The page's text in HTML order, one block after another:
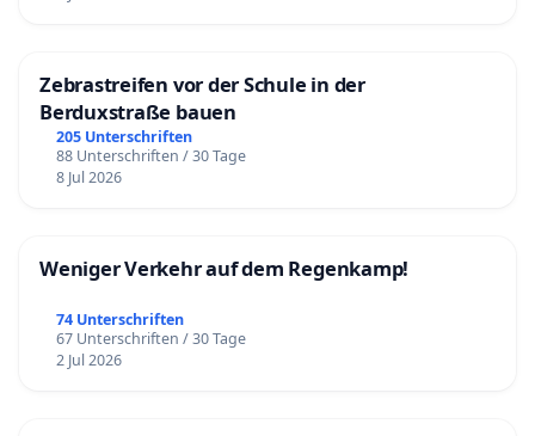
Zebrastreifen vor der Schule in der
Berduxstraße bauen
205 Unterschriften
88 Unterschriften / 30 Tage
8 Jul 2026
Weniger Verkehr auf dem Regenkamp!
74 Unterschriften
67 Unterschriften / 30 Tage
2 Jul 2026